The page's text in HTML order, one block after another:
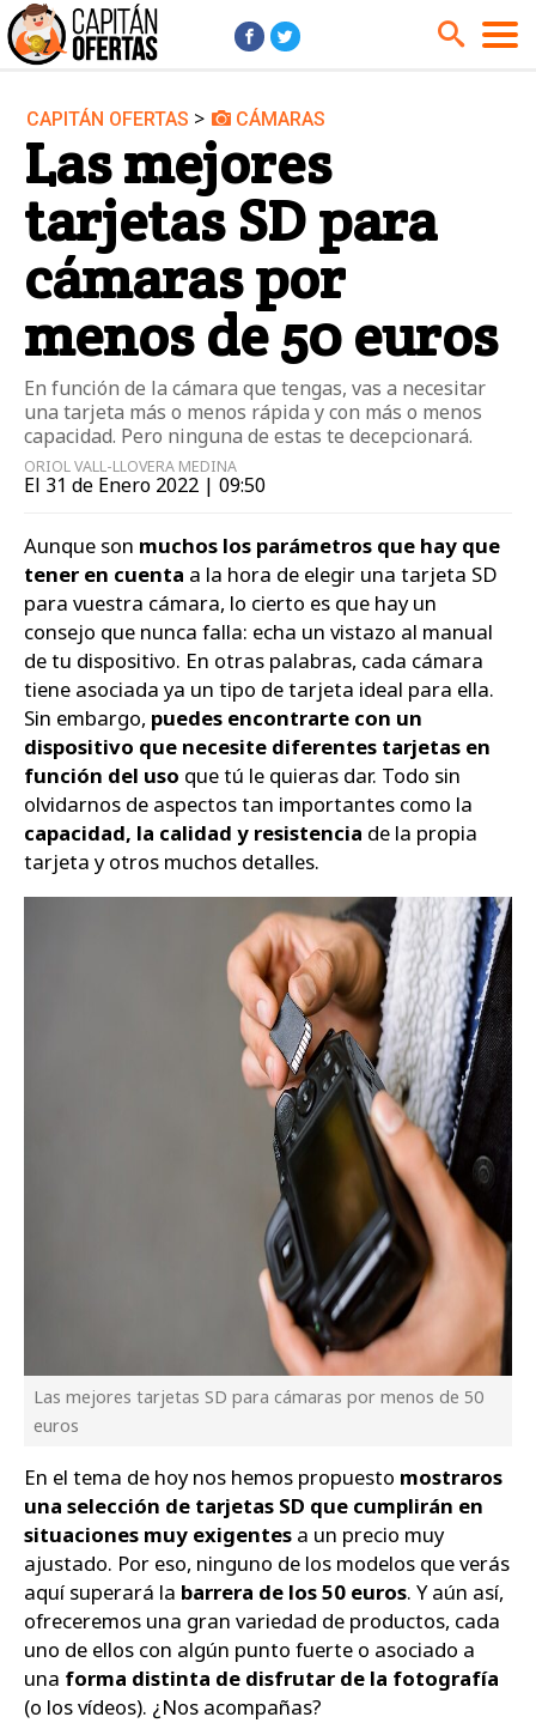
Audio y Música
Cámaras
Cine y Series
Coches
Deportes
Financiero
Hogar
Hoteles
Jardín
Juguetes
Libros
Moda él
Móviles
Niños
Tecnología
Zapatos
CAPITÁN OFERTAS > CÁMARAS
Las mejores
tarjetas SD para
cámaras por
menos de 50 euros
En función de la cámara que tengas, vas a necesitar
una tarjeta más o menos rápida y con más o menos
capacidad. Pero ninguna de estas te decepcionará.
ORIOL VALL-LLOVERA MEDINA
El 31 de Enero 2022 | 09:50
Aunque son muchos los parámetros que hay que
tener en cuenta a la hora de elegir una tarjeta SD
para vuestra cámara, lo cierto es que hay un
consejo que nunca falla: echa un vistazo al manual
de tu dispositivo. En otras palabras, cada cámara
tiene asociada ya un tipo de tarjeta ideal para ella.
Sin embargo, puedes encontrarte con un
dispositivo que necesite diferentes tarjetas en
función del uso que tú le quieras dar. Todo sin
olvidarnos de aspectos tan importantes como la
capacidad, la calidad y resistencia de la propia
tarjeta y otros muchos detalles.
Las mejores tarjetas SD para cámaras por menos de 50
euros
En el tema de hoy nos hemos propuesto mostraros
una selección de tarjetas SD que cumplirán en
situaciones muy exigentes a un precio muy
ajustado. Por eso, ninguno de los modelos que verás
aquí superará la barrera de los 50 euros. Y aún así,
ofreceremos una gran variedad de productos, cada
uno de ellos con algún punto fuerte o asociado a
una forma distinta de disfrutar de la fotografía
(o los vídeos). ¿Nos acompañas?